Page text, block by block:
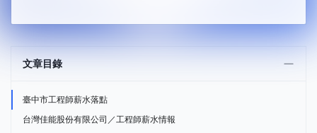
文章目錄
臺中市工程師薪水落點
台灣佳能股份有限公司／工程師薪水情報